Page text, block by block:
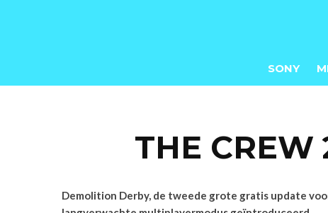
SONY
THE CREW
Demolition Derby, de tweede grote gratis update